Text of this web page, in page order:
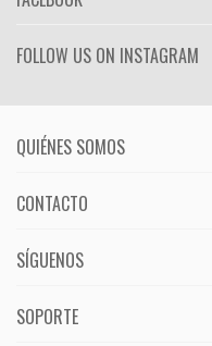
FOLLOW US ON INSTAGRAM
QUIÉNES SOMOS
CONTACTO
SÍGUENOS
SOPORTE